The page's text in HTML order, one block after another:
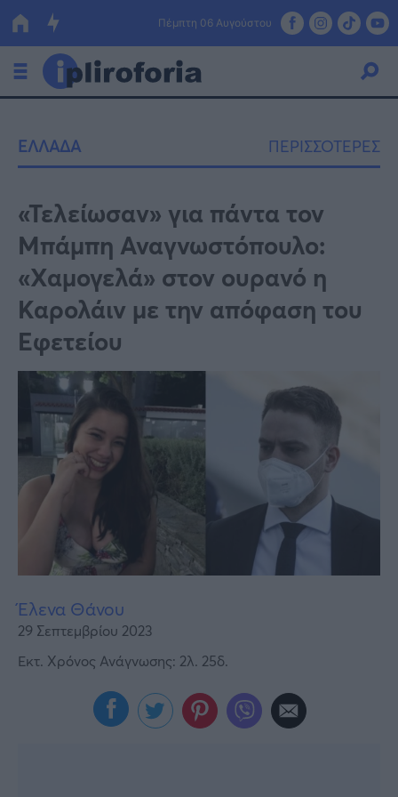
Πέμπτη 06 Αυγούστου
Οικονομία
Πολιτική
Τράπεζες
Επιδοτήσεις
ΕΣΠΑ
Κόσμος
Lifestyle
Αθλητικά
Υγεία
Γυναίκα
Καιρός
ΕΛΛΑΔΑ ΠΕΡΙΣΣΟΤΕΡΕΣ
«Τελείωσαν» για πάντα τον
Μπάμπη Αναγνωστόπουλο:
«Χαμογελά» στον ουρανό η
Καρολάιν με την απόφαση του
Εφετείου
Έλενα Θάνου
29 Σεπτεμβρίου 2023
Εκτ. Χρόνος Ανάγνωσης: 2λ. 25δ.